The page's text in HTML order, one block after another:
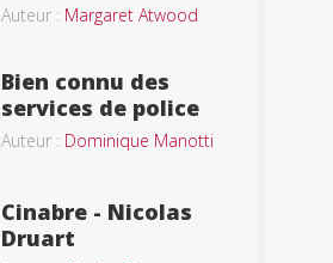
Auteur : Margaret Atwood
Bien connu des
services de police
Auteur : Dominique Manotti
Cinabre - Nicolas
Druart